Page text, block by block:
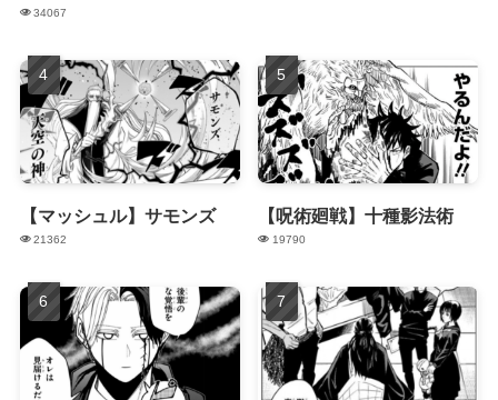
34067
【マッシュル】サモンズ
21362
【呪術廻戦】十種影法術
19790